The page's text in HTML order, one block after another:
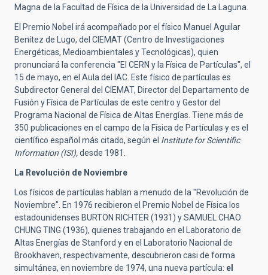
Magna de la Facultad de Física de la Universidad de La Laguna.
El Premio Nobel irá acompañado por el físico Manuel Aguilar
Benítez de Lugo, del CIEMAT (Centro de Investigaciones
Energéticas, Medioambientales y Tecnológicas), quien
pronunciará la conferencia "El CERN y la Física de Partículas", el
15 de mayo, en el Aula del IAC. Este físico de partículas es
Subdirector General del CIEMAT, Director del Departamento de
Fusión y Física de Partículas de este centro y Gestor del
Programa Nacional de Física de Altas Energías. Tiene más de
350 publicaciones en el campo de la Física de Partículas y es el
científico español más citado, según el Institute for Scientific
Information (ISI),desde 1981.
La Revolución de Noviembre
Los físicos de partículas hablan a menudo de la "Revolución de
Noviembre". En 1976 recibieron el Premio Nobel de Física los
estadounidenses BURTON RICHTER (1931) y SAMUEL CHAO
CHUNG TING (1936), quienes trabajando en el Laboratorio de
Altas Energías de Stanford y en el Laboratorio Nacional de
Brookhaven, respectivamente, descubrieron casi de forma
simultánea, en noviembre de 1974, una nueva partícula: el